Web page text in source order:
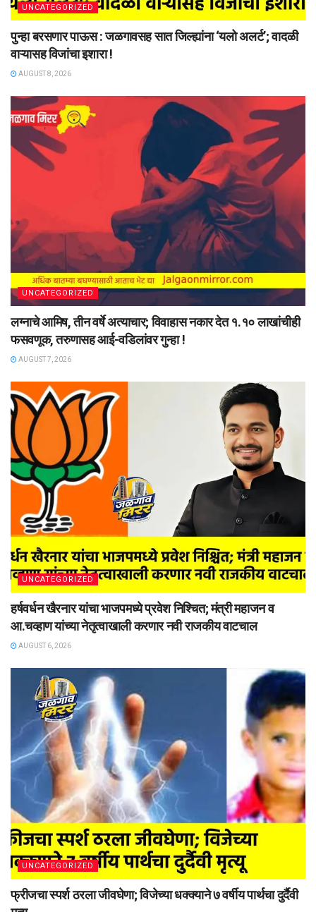
UNCATEGORIZED
पुन्हा बरसणार पाऊस : जळगावसह सात जिल्ह्यांना ‘यलो अलर्ट’; वादळी
वाऱ्यासह विजांचा इशारा !
AUGUST 8, 2026
UNCATEGORIZED
लग्नाचे आमिष, तीन वर्षे अत्याचार; विवाहास नकार देत १.१० लाखांचीही
फसवणूक, तरुणासह आई-वडिलांवर गुन्हा !
AUGUST 7, 2026
UNCATEGORIZED
हर्षवर्धन खैरनार यांचा भाजपमध्ये प्रवेश निश्चित; मंत्री महाजन व
आ.चव्हाण यांच्या नेतृत्वाखाली करणार नवी राजकीय वाटचाल
AUGUST 6, 2026
UNCATEGORIZED
फ्रीजचा स्पर्श ठरला जीवघेणा; विजेच्या धक्क्याने ७ वर्षीय पार्थचा दुर्दैवी